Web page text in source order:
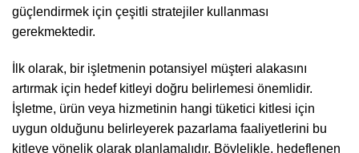
güçlendirmek için çeşitli stratejiler kullanması
gerekmektedir.
İlk olarak, bir işletmenin potansiyel müşteri alakasını
artırmak için hedef kitleyi doğru belirlemesi önemlidir.
İşletme, ürün veya hizmetinin hangi tüketici kitlesi için
uygun olduğunu belirleyerek pazarlama faaliyetlerini bu
kitleye yönelik olarak planlamalıdır. Böylelikle, hedeflenen